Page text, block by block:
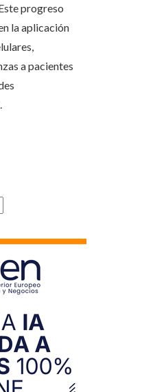
progreso
la aplicación
a pacientes